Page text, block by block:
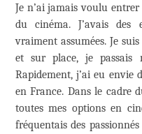
Je n’ai jamais voulu
du cinéma. J’avais des
vraiment assumées. Je
et sur place, je passais
Rapidement, j’ai eu envie
en France. Dans le cadre
toutes mes options en
fréquentais des